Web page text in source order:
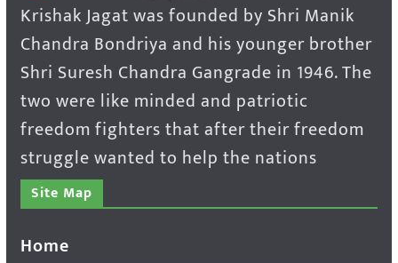
Krishak Jagat was founded by Shri Manik
Chandra Bondriya and his younger brother
Shri Suresh Chandra Gangrade in 1946. The
two were like minded and patriotic
freedom fighters that after their freedom
struggle wanted to help the nations
Site Map
Home